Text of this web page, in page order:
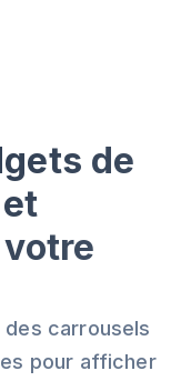
de
carrousels
pour afficher